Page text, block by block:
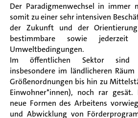
Der Paradigmenwechsel in immer
somit zu einer sehr intensiven
der Zukunft und der
bestimmbare sowie jederzeit
Umweltbedingungen.
Im öffentlichen Sektor sind
insbesondere im ländlicheren Räum
Größenordnungen bis hin zu
Einwohner*innen), noch rar
neue Formen des Arbeitens
und Abwicklung von